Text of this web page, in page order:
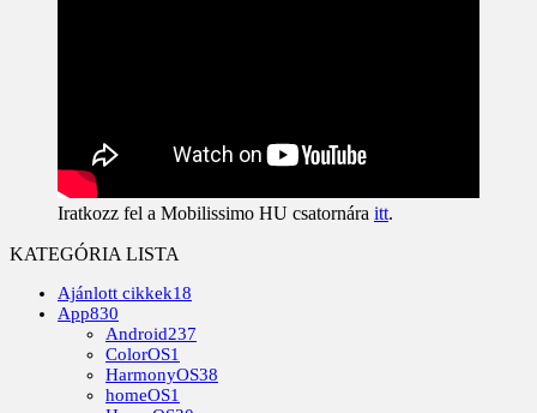
Iratkozz fel a Mobilissimo HU csatornára itt.
KATEGÓRIA LISTA
Ajánlott cikkek18
App830
Android237
ColorOS1
HarmonyOS38
homeOS1